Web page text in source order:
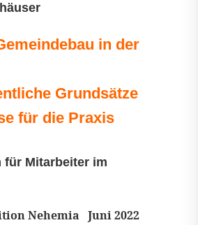
in der
Grundsätze
für die Praxis
für Mitarbeiter im
Nehemia Juni 2022